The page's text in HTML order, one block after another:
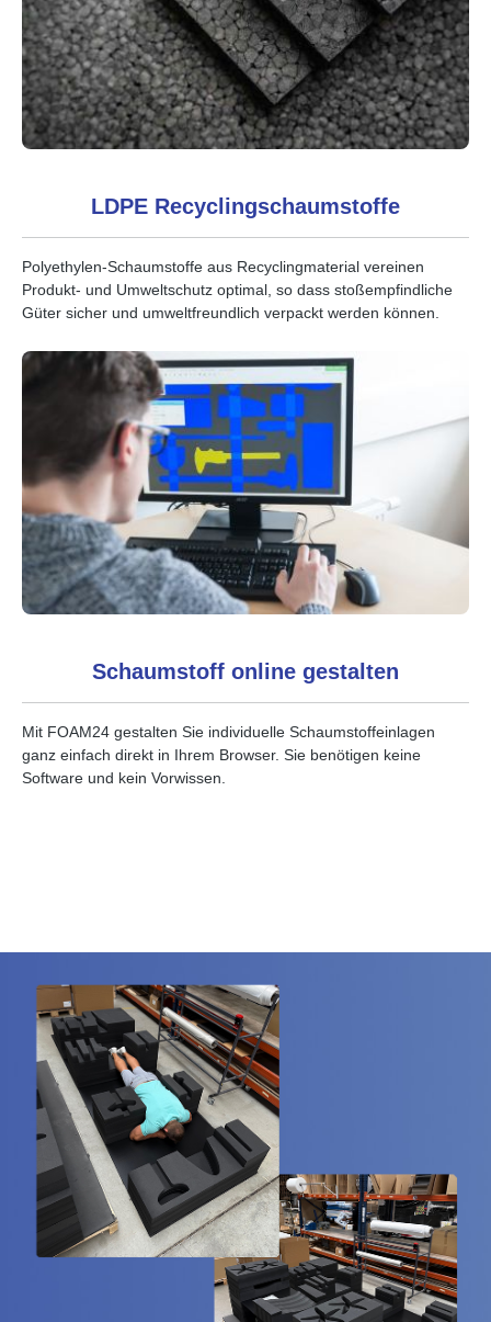
LDPE Recyclingschaumstoffe
Polyethylen-Schaumstoffe aus Recyclingmaterial vereinen
Produkt- und Umweltschutz optimal, so dass stoßempfindliche
Güter sicher und umweltfreundlich verpackt werden können.
Schaumstoff online gestalten
Mit FOAM24 gestalten Sie individuelle Schaumstoffeinlagen
ganz einfach direkt in Ihrem Browser. Sie benötigen keine
Software und kein Vorwissen.